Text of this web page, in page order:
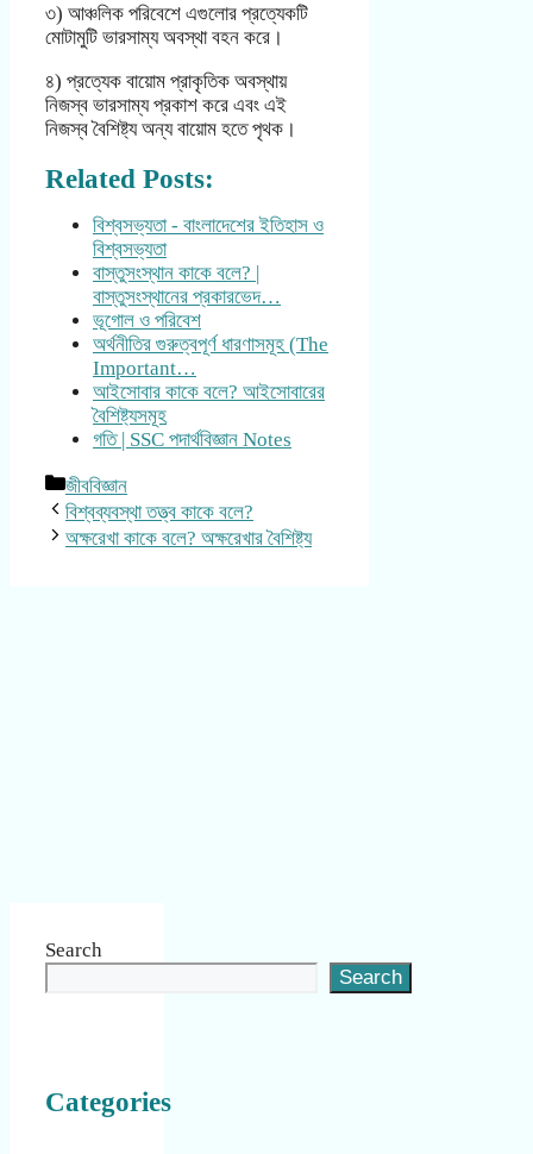
৩) আঞ্চলিক পরিবেশে এগুলোর প্রত্যেকটি
মোটামুটি ভারসাম্য অবস্থা বহন করে।
৪) প্রত্যেক বায়োম প্রাকৃতিক অবস্থায়
নিজস্ব ভারসাম্য প্রকাশ করে এবং এই
নিজস্ব বৈশিষ্ট্য অন্য বায়োম হতে পৃথক।
Related Posts:
বিশ্বসভ্যতা - বাংলাদেশের ইতিহাস ও
বিশ্বসভ্যতা
বাস্তুসংস্থান কাকে বলে? |
বাস্তুসংস্থানের প্রকারভেদ…
ভূগোল ও পরিবেশ
অর্থনীতির গুরুত্বপূর্ণ ধারণাসমূহ (The
Important…
আইসোবার কাকে বলে? আইসোবারের
বৈশিষ্ট্যসমূহ
গতি | SSC পদার্থবিজ্ঞান Notes
Categories
জীববিজ্ঞান
বিশ্বব্যবস্থা তত্ত্ব কাকে বলে?
অক্ষরেখা কাকে বলে? অক্ষরেখার বৈশিষ্ট্য
Search
Search
Categories